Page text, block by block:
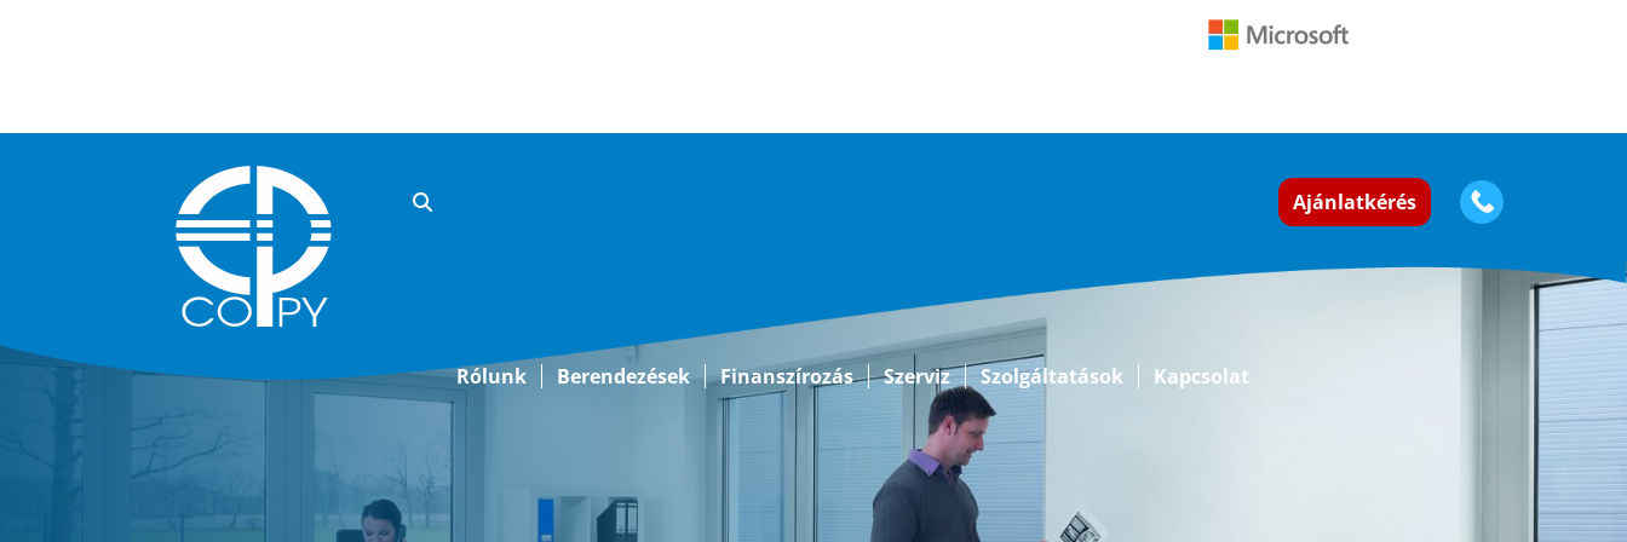
Rólunk Berendezések Finanszírozás Szerviz Szolgáltatások Kapcsolat
Ajánlatkérés